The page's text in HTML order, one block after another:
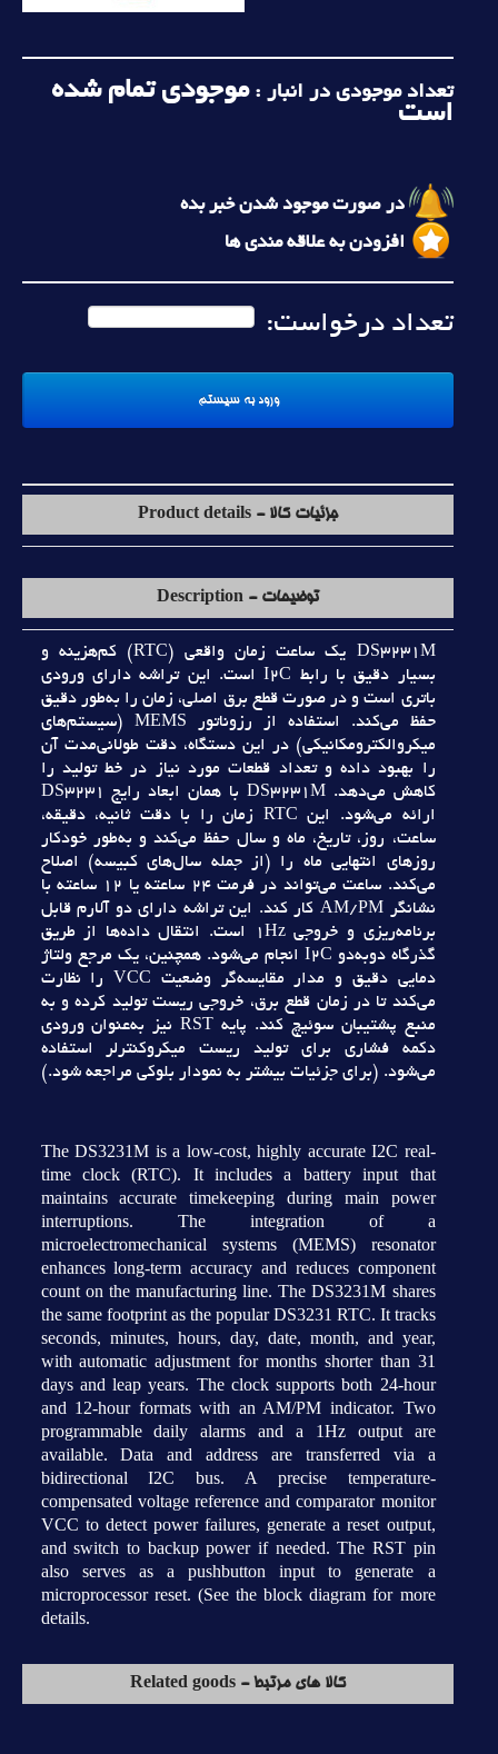
تعداد موجودی در انبار :موجودی تمام شده
است
در صورت موجود شدن خبر بده
افزودن به علاقه مندی ها
تعداد درخواست:
جزئیات کالا - Product details
توضیحات - Description
DS3231M يک ساعت زمان واقعي (RTC) کم‌هزينه و
بسيار دقيق با رابط I2C است. اين تراشه داراي ورودي
باتري است و در صورت قطع برق اصلي، زمان را به‌طور دقيق
حفظ مي‌کند. استفاده از رزوناتور MEMS (سيستم‌هاي
ميکروالکترومکانيکي) در اين دستگاه، دقت طولاني‌مدت آن
را بهبود داده و تعداد قطعات مورد نياز در خط توليد را
کاهش مي‌دهد. DS3231M با همان ابعاد رايج DS3231
ارائه مي‌شود. اين RTC زمان را با دقت ثانيه، دقيقه،
ساعت، روز، تاريخ، ماه و سال حفظ مي‌کند و به‌طور خودکار
روزهاي انتهايي ماه را (از جمله سال‌هاي کبيسه) اصلاح
مي‌کند. ساعت مي‌تواند در فرمت 24 ساعته يا 12 ساعته با
نشانگر AM/PM کار کند. اين تراشه داراي دو آلارم قابل
برنامه‌ريزي و خروجي 1Hz است. انتقال داده‌ها از طريق
گذرگاه دوبه‌دو I2C انجام مي‌شود. همچنين، يک مرجع ولتاژ
دمايي دقيق و مدار مقايسه‌گر وضعيت VCC را نظارت
مي‌کند تا در زمان قطع برق، خروجي ريست توليد کرده و به
منبع پشتيبان سوئيچ کند. پايه RST نيز به‌عنوان ورودي
دکمه فشاري براي توليد ريست ميکروکنترلر استفاده
مي‌شود. (براي جزئيات بيشتر به نمودار بلوکي مراجعه شود.)
The DS3231M is a low-cost, highly accurate I2C real-
time clock (RTC). It includes a battery input that
maintains accurate timekeeping during main power
interruptions. The integration of a
microelectromechanical systems (MEMS) resonator
enhances long-term accuracy and reduces component
count on the manufacturing line. The DS3231M shares
the same footprint as the popular DS3231 RTC. It tracks
seconds, minutes, hours, day, date, month, and year,
with automatic adjustment for months shorter than 31
days and leap years. The clock supports both 24-hour
and 12-hour formats with an AM/PM indicator. Two
programmable daily alarms and a 1Hz output are
available. Data and address are transferred via a
bidirectional I2C bus. A precise temperature-
compensated voltage reference and comparator monitor
VCC to detect power failures, generate a reset output,
and switch to backup power if needed. The RST pin
also serves as a pushbutton input to generate a
microprocessor reset. (See the block diagram for more
details.
کالا های مرتبط - Related goods